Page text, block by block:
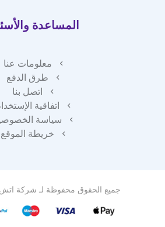
المساعدة
معلومات عنا
طرق الدفع
اتصل بنا
اتفاقية
سياسة
خريطة الموقع
جميع الحقوق محفوظة لـ شركة